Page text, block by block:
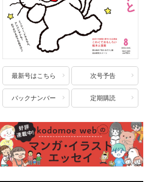
最新号はこちら 次号予告
バックナンバー 定期購読